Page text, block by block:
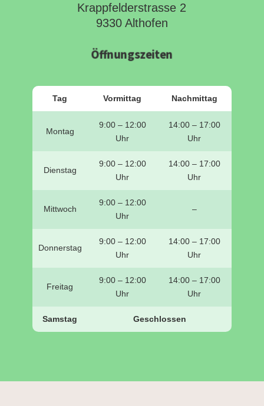
Krappfelderstrasse 2
9330 Althofen
Öffnungszeiten
Tag Vormittag Nachmittag
Montag
9:00 – 12:00
Uhr
14:00 – 17:00
Uhr
Dienstag
9:00 – 12:00
Uhr
14:00 – 17:00
Uhr
Mittwoch
9:00 – 12:00
Uhr
–
Donnerstag
9:00 – 12:00
Uhr
14:00 – 17:00
Uhr
Freitag
9:00 – 12:00
Uhr
14:00 – 17:00
Uhr
Samstag Geschlossen